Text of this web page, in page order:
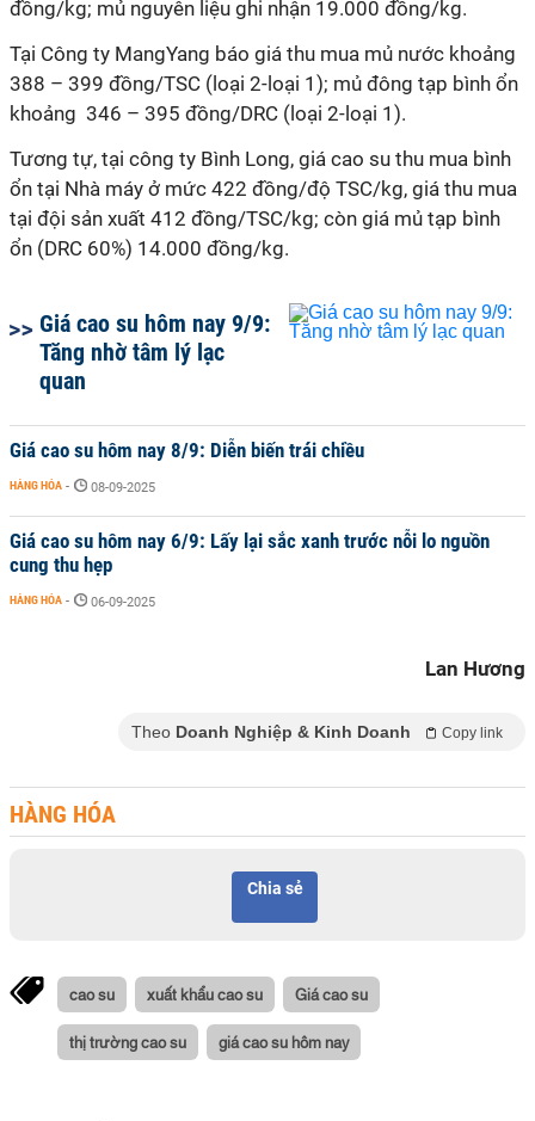
đồng/kg; mủ nguyên liệu ghi nhận 19.000 đồng/kg.
Tại Công ty MangYang báo giá thu mua mủ nước khoảng
388 – 399 đồng/TSC (loại 2-loại 1); mủ đông tạp bình ổn
khoảng 346 – 395 đồng/DRC (loại 2-loại 1).
Tương tự, tại công ty Bình Long, giá cao su thu mua bình
ổn tại Nhà máy ở mức 422 đồng/độ TSC/kg, giá thu mua
tại đội sản xuất 412 đồng/TSC/kg; còn giá mủ tạp bình
ổn (DRC 60%) 14.000 đồng/kg.
Giá cao su hôm nay 9/9:
Tăng nhờ tâm lý lạc
quan
Giá cao su hôm nay 8/9: Diễn biến trái chiều
HÀNG HÓA - 08-09-2025
Giá cao su hôm nay 6/9: Lấy lại sắc xanh trước nỗi lo nguồn
cung thu hẹp
HÀNG HÓA - 06-09-2025
Lan Hương
Theo Doanh Nghiệp & Kinh Doanh Copy link
HÀNG HÓA
Chia sẻ
cao su xuất khẩu cao su Giá cao su
thị trường cao su giá cao su hôm nay